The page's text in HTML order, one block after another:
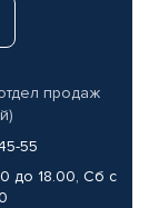
продаж
55
до 18.00, Сб с